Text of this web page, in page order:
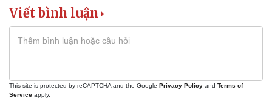
Viết bình luận
This site is protected by reCAPTCHA and the Google Privacy Policy and Terms of
Service apply.